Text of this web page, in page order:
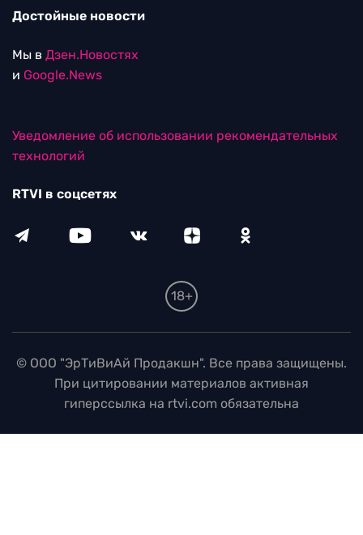
Достойные новости
Мы в Дзен.Новостях
и Google.News
Уведомление об использовании рекомендательных
технологий
RTVI в соцсетях
18+
© ООО "ЭрТиВиАй Продакшн". Все права защищены.
При цитировании материалов активная
гиперссылка на rtvi.com обязательна